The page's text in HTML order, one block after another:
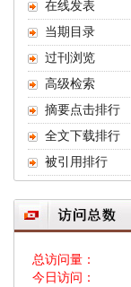
总访问量：
今日访问：